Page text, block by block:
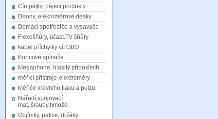
Cín,pájky, pájecí produkty
Deony, elekroměrové desky
Domácí spotřebiče a vysavače
Flexošňůry, účast.TV šňůry
kabel.příchytky vč OBO
Koncové spínače
Megaphone, hlasitý příposlech
měřící přístroje-elektroměry
Měřiče krevního tlaku a pulzu
Nářadí,spojovací
mat,.šrouby,hmožd
Objímky, patice, držáky